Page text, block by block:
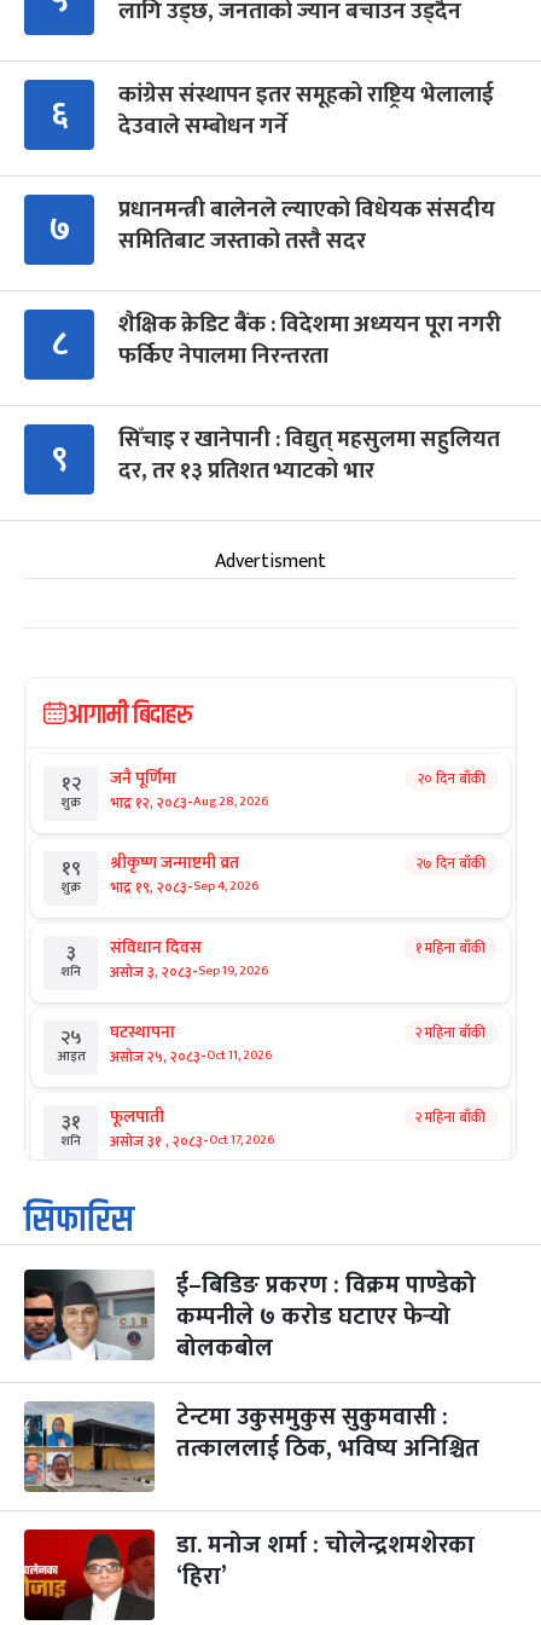
लागि उड्छ, जनताको ज्यान बचाउन उड्दैन
६
कांग्रेस संस्थापन इतर समूहको राष्ट्रिय भेलालाई
देउवाले सम्बोधन गर्ने
७
प्रधानमन्त्री बालेनले ल्याएको विधेयक संसदीय
समितिबाट जस्ताको तस्तै सदर
८
शैक्षिक क्रेडिट बैंक : विदेशमा अध्ययन पूरा नगरी
फर्किए नेपालमा निरन्तरता
९
सिँचाइ र खानेपानी : विद्युत् महसुलमा सहुलियत
दर, तर १३ प्रतिशत भ्याटको भार
Advertisment
आगामी बिदाहरु
१२
शुक्र
जनै पूर्णिमा
भाद्र १२, २०८३-Aug 28, 2026
२० दिन बाँकी
१९
शुक्र
श्रीकृष्ण जन्माष्टमी व्रत
भाद्र १९, २०८३-Sep 4, 2026
२७ दिन बाँकी
३
शनि
संविधान दिवस
असोज ३, २०८३-Sep 19, 2026
१ महिना बाँकी
२५
आइत
घटस्थापना
असोज २५, २०८३-Oct 11, 2026
२ महिना बाँकी
३१
शनि
फूलपाती
असोज ३१ , २०८३-Oct 17, 2026
२ महिना बाँकी
१
आइत
कार्तिक सङ्क्रान्ति
कार्तिक १, २०८३
३
मंगल
महानवमी
कार्तिक ३, २०८३-Oct 20, 2026
२ महिना बाँकी
४
५
बिहि
पापा‌ङ्कुशा एकादशी व्रत
कार्तिक ५, २०८३
२ महिना बाँकी
आइत
कुकुर तिहार
कार्तिक २२, २०८३-Nov 8, 2026
३ महिना बाँकी
सिफारिस
ई–बिडिङ प्रकरण : विक्रम पाण्डेको
कम्पनीले ७ करोड घटाएर फेर्‍यो
बोलकबोल
टेन्टमा उकुसमुकुस सुकुमवासी :
तत्काललाई ठिक, भविष्य अनिश्चित
डा. मनोज शर्मा : चोलेन्द्रशमशेरका
‘हिरा’